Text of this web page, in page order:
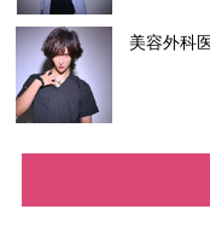
美容外科